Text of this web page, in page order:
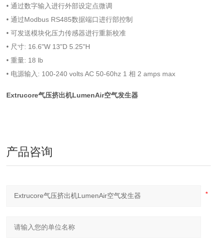
• 通过数字输入进行外部设定点微调
• 通过Modbus RS485数据端口进行部控制
• 可发送模块化压力传感器进行重新校准
• 尺寸: 16.6"W 13"D 5.25"H
• 重量: 18 lb
• 电源输入: 100-240 volts AC 50-60hz 1 相 2 amps max
Extrucore气压挤出机LumenAir空气发生器
产品咨询